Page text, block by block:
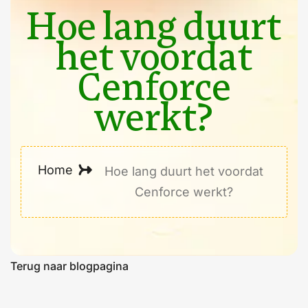
Hoe lang duurt
het voordat
Cenforce
werkt?
Home
Hoe lang duurt het voordat
Cenforce werkt?
Terug naar blogpagina